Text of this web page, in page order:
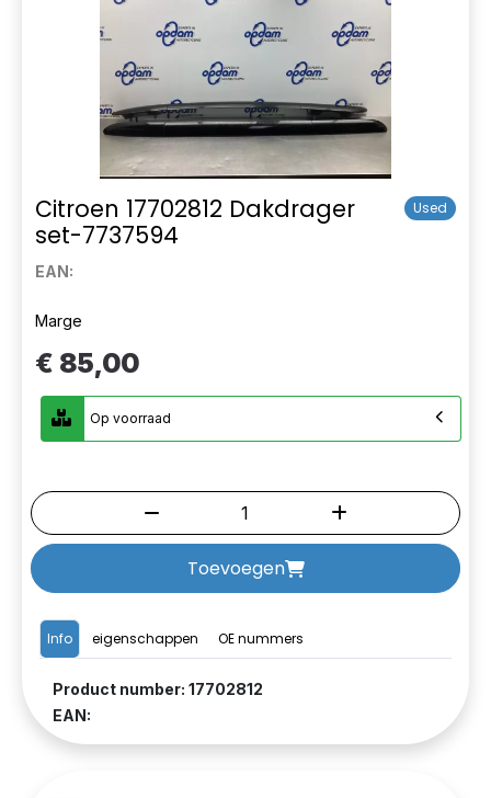
Citroen 17702812 Dakdrager
set-7737594
Used
EAN:
Info eigenschappen OE nummers
Product number: 17702812
EAN:
Marge
€ 85,00
Op voorraad
Toevoegen